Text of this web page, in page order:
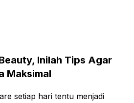
Inilah Tips Agar
Maksimal
setiap hari tentu menjadi